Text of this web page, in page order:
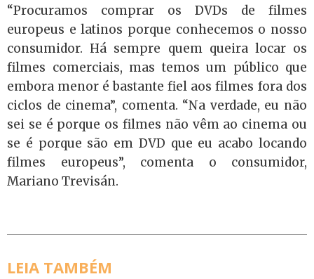
“Procuramos comprar os DVDs de filmes
europeus e latinos porque conhecemos o nosso
consumidor. Há sempre quem queira locar os
filmes comerciais, mas temos um público que
embora menor é bastante fiel aos filmes fora dos
ciclos de cinema”, comenta. “Na verdade, eu não
sei se é porque os filmes não vêm ao cinema ou
se é porque são em DVD que eu acabo locando
filmes europeus”, comenta o consumidor,
Mariano Trevisán.
LEIA TAMBÉM